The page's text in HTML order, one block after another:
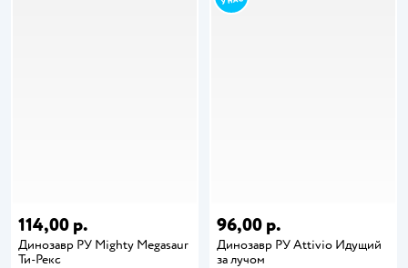
114,00 р.
Динозавр РУ Mighty Megasaur
Ти-Рекс
96,00 р.
Динозавр РУ Attivio Идущий
за лучом